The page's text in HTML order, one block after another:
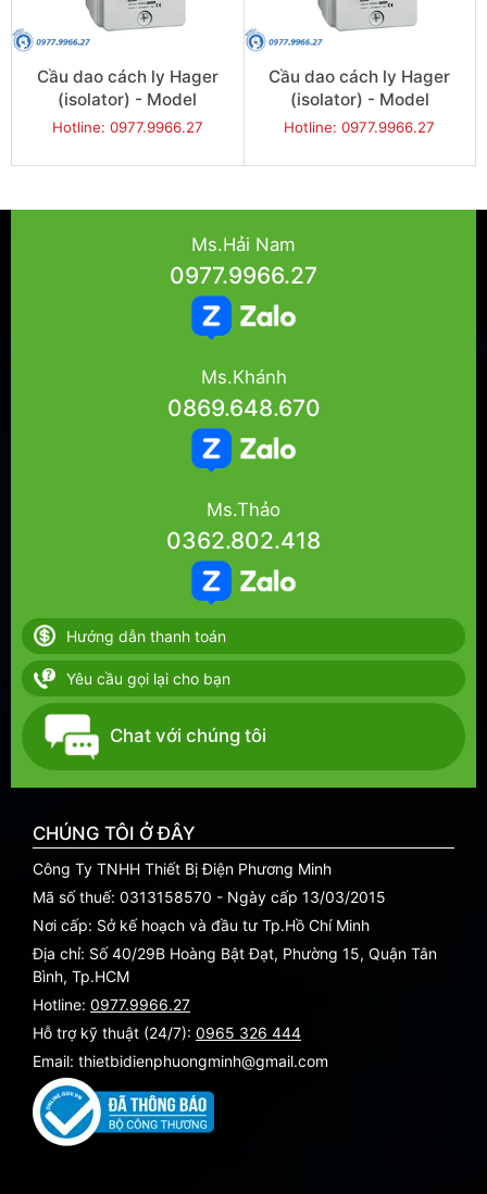
Cầu dao cách ly Hager
(isolator) - Model
JG320IN
Hotline: 0977.9966.27
Cầu dao cách ly Hager
(isolator) - Model
JG332IN
Hotline: 0977.9966.27
Ms.Hải Nam
0977.9966.27
Ms.Khánh
0869.648.670
Ms.Thảo
0362.802.418
Hướng dẫn thanh toán
Yêu cầu gọi lại cho bạn
Chat với chúng tôi
CHÚNG TÔI Ở ĐÂY
Công Ty TNHH Thiết Bị Điện Phương Minh
Mã số thuế: 0313158570 - Ngày cấp 13/03/2015
Nơi cấp: Sở kế hoạch và đầu tư Tp.Hồ Chí Minh
Địa chỉ: Số 40/29B Hoàng Bật Đạt, Phường 15, Quận Tân
Bình, Tp.HCM
Hotline: 0977.9966.27
Hỗ trợ kỹ thuật (24/7): 0965 326 444
Email: thietbidienphuongminh@gmail.com